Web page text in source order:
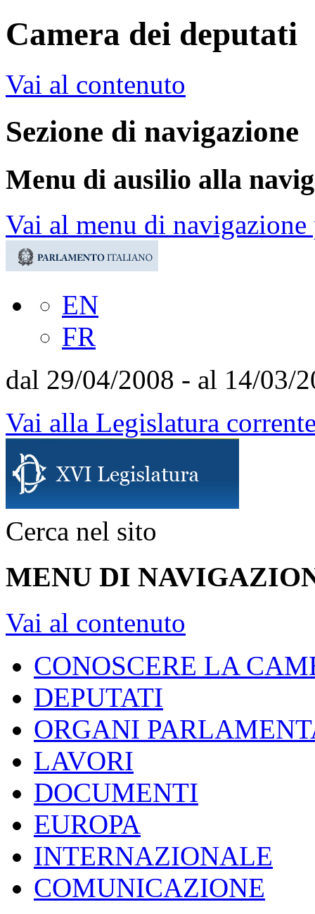
Camera dei deputati
Vai al contenuto
Sezione di navigazione
Menu di ausilio alla
Vai al menu di
EN
FR
dal 29/04/2008 - al 14/03/
Vai alla Legislatura
Cerca nel sito
MENU DI
Vai al contenuto
CONOSCERE LA
DEPUTATI
ORGANI
LAVORI
DOCUMENTI
EUROPA
INTERNAZIONALE
COMUNICAZIONE